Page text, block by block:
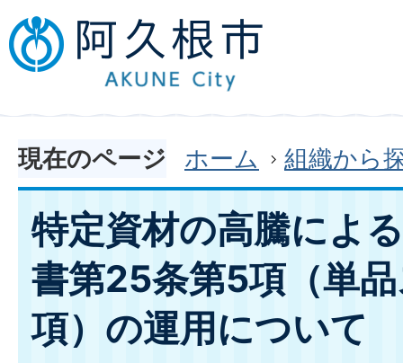
現在のページ ホーム 組織から
特定資材の高騰によ
書第25条第5項（単
項）の運用について